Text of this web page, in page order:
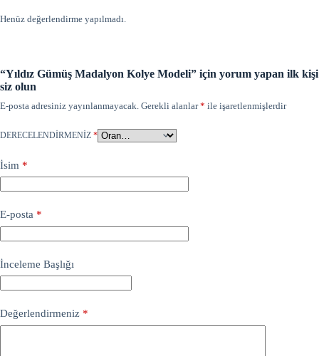
Henüz değerlendirme yapılmadı.
“Yıldız Gümüş Madalyon Kolye Modeli” için yorum yapan ilk kişi
siz olun
E-posta adresiniz yayınlanmayacak. Gerekli alanlar* ile işaretlenmişlerdir
DERECELENDIRMENIZ *
İsim *
E-posta *
İnceleme Başlığı
Değerlendirmeniz *